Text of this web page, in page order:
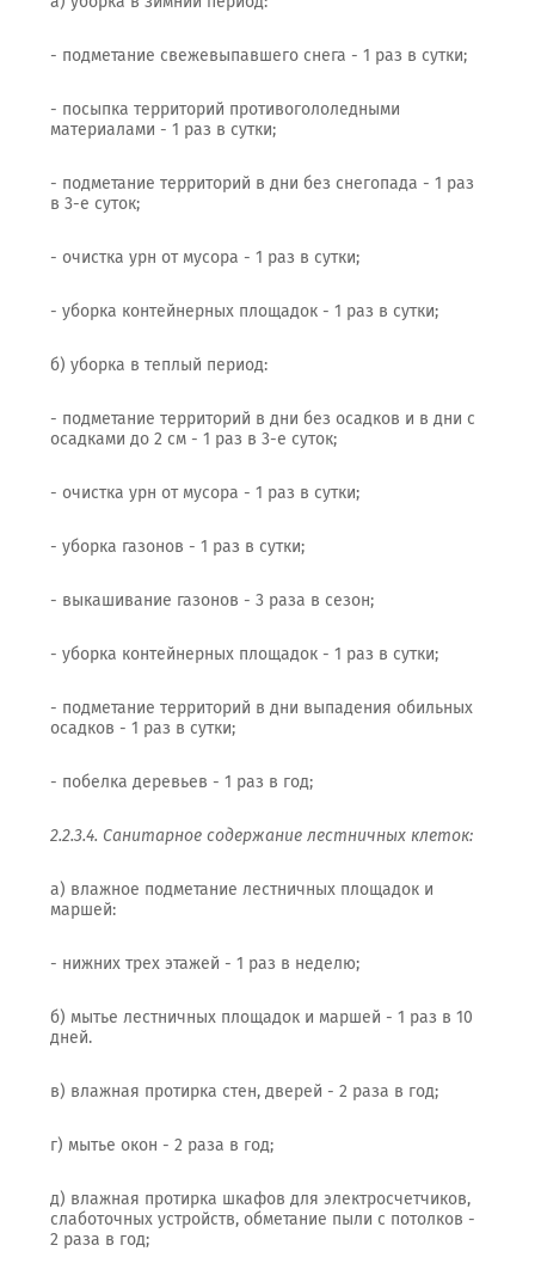
- подметание свежевыпавшего снега - 1 раз в сутки;
- посыпка территорий противогололедными
материалами - 1 раз в сутки;
- подметание территорий в дни без снегопада - 1 раз
в 3-е суток;
- очистка урн от мусора - 1 раз в сутки;
- уборка контейнерных площадок - 1 раз в сутки;
б) уборка в теплый период:
- подметание территорий в дни без осадков и в дни с
осадками до 2 см - 1 раз в 3-е суток;
- очистка урн от мусора - 1 раз в сутки;
- уборка газонов - 1 раз в сутки;
- выкашивание газонов - 3 раза в сезон;
- уборка контейнерных площадок - 1 раз в сутки;
- подметание территорий в дни выпадения обильных
осадков - 1 раз в сутки;
- побелка деревьев - 1 раз в год;
2.2.3.4. Санитарное содержание лестничных клеток:
а) влажное подметание лестничных площадок и
маршей:
- нижних трех этажей - 1 раз в неделю;
б) мытье лестничных площадок и маршей - 1 раз в 10
дней.
в) влажная протирка стен, дверей - 2 раза в год;
г) мытье окон - 2 раза в год;
д) влажная протирка шкафов для электросчетчиков,
слаботочных устройств, обметание пыли с потолков -
2 раза в год;